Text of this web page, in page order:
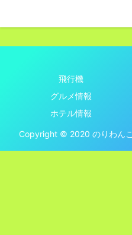
飛行機
グルメ情報
ホテル情報
Copyright © 2020 のりわん